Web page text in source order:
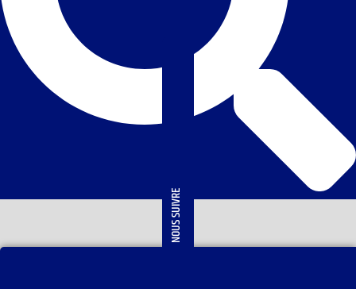
NOUS SUIVRE